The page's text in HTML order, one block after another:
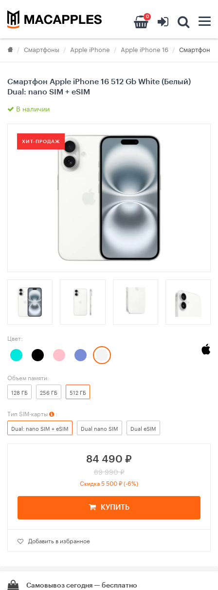
0
Смартфоны Apple iPhone Apple iPhone 16 Смартфон
Смартфон Apple iPhone 16 512 Gb White (Белый)
Dual: nano SIM + eSIM
В наличии
ХИТ-ПРОДАЖ
Цвет:
Объем памяти:
128 ГБ 256 ГБ 512 ГБ
Тип SIM-карты :
Dual: nano SIM + eSIM Dual nano SIM Dual eSIM
84 490 ₽
89 990 ₽
Скидка 5 500 ₽ (-6%)
КУПИТЬ
Добавить в избранное
Самовывоз сегодня — бесплатно